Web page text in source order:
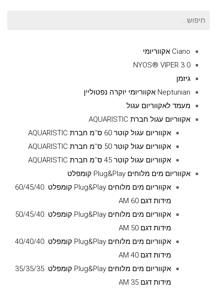
חיפוש
Ciano אקווריומי
NYOS® VIPER 3.0
גיזמן
Neptunian אקווריומי יוקרה נפטוליין
מעמד לאקווריום עגול
אקווריום עגול חברת AQUARISTIC
אקווריום עגול קוטר 60 ס''מ חברת AQUARISTIC
אקווריום עגול קוטר 50 ס''מ חברת AQUARISTIC
אקווריום עגול קוטר 45 ס''מ חברת AQUARISTIC
אקווריום מים מלוחים Plug&Play קומפלט
אקווריום מים מלוחים Plug&Play קומפלט .60/45/40
מידות דגם AM 60
אקווריום מים מלוחים Plug&Play קומפלט .50/45/40
מידות דגם AM 50
אקווריום מים מלוחים Plug&Play קומפלט .40/40/40
מידות דגם AM 40
אקווריום מים מלוחים Plug&Play קומפלט .35/35/35
מידות דגם AM 35